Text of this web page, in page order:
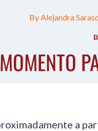
ByAlejandra
a